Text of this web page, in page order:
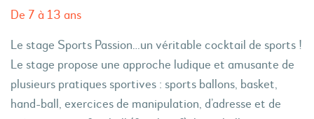
De 7 à 13 ans
Le stage Sports Passion…un véritable cocktail de sports !
Le stage propose une approche ludique et amusante de
plusieurs pratiques sportives : sports ballons, basket,
hand-ball, exercices de manipulation, d’adresse et de